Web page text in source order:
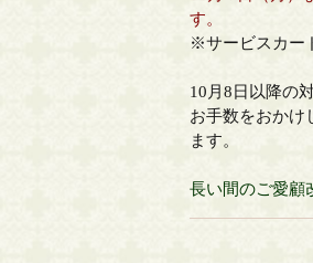
す。
※サービスカー
10月8日以降の
お手数をおかけ
ます。
長い間のご愛顧